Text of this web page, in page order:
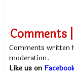
Comments |
Comments written
moderation.
Like us on